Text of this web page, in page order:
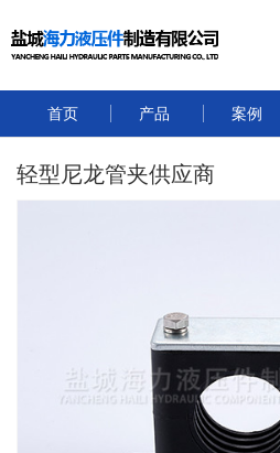
首页 产品 案例
轻型尼龙管夹供应商